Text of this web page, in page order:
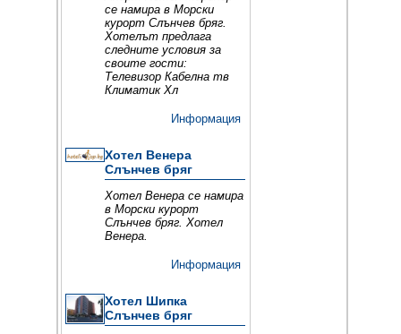
се намира в Морски
курорт Слънчев бряг.
Хотелът предлага
следните условия за
своите гости:
Телевизор Кабелна тв
Климатик Хл
Информация
Хотел Венера
Слънчев бряг
Хотел Венера се намира
в Морски курорт
Слънчев бряг. Хотел
Венера.
Информация
Хотел Шипка
Слънчев бряг